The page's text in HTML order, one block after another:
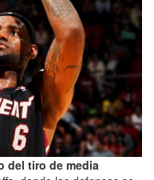
del tiro de media